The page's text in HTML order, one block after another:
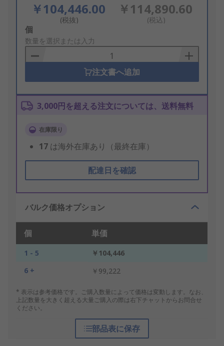
￥104,446.00
(税抜)
￥114,890.60
(税込)
Add
to
Basket
個
数量を選択または入力
注文書へ追加
3,000円を超える注文については、送料無料
在庫限り
17 は海外在庫あり（最終在庫）
配達日を確認
バルク価格オプション
個 単価
1 - 5
￥104,446
6 +
￥99,222
* 表示は参考価格です。ご購入数量によって価格は変動します。なお、
上記数量を大きく超える大量ご購入の際は右下チャットからお問合せ
ください。
部品表に保存